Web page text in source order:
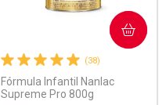
(38)
Fórmula Infantil Nanlac
Supreme Pro 800g
COMPRAR